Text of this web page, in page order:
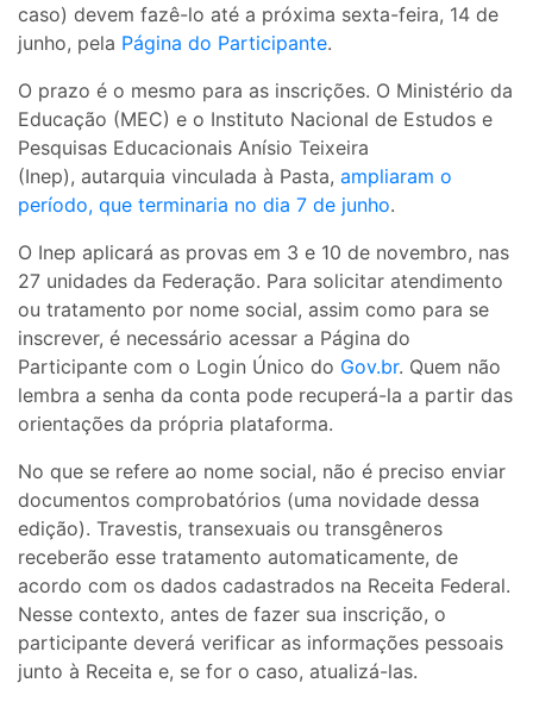
caso) devem fazê-lo até a próxima sexta-feira, 14 de
junho, pela Página do Participante.
O prazo é o mesmo para as inscrições. O Ministério da
Educação (MEC) e o Instituto Nacional de Estudos e
Pesquisas Educacionais Anísio Teixeira
(Inep), autarquia vinculada à Pasta, ampliaram o
período, que terminaria no dia 7 de junho.
O Inep aplicará as provas em 3 e 10 de novembro, nas
27 unidades da Federação. Para solicitar atendimento
ou tratamento por nome social, assim como para se
inscrever, é necessário acessar a Página do
Participante com o Login Único do Gov.br. Quem não
lembra a senha da conta pode recuperá-la a partir das
orientações da própria plataforma.
No que se refere ao nome social, não é preciso enviar
documentos comprobatórios (uma novidade dessa
edição). Travestis, transexuais ou transgêneros
receberão esse tratamento automaticamente, de
acordo com os dados cadastrados na Receita Federal.
Nesse contexto, antes de fazer sua inscrição, o
participante deverá verificar as informações pessoais
junto à Receita e, se for o caso, atualizá-las.